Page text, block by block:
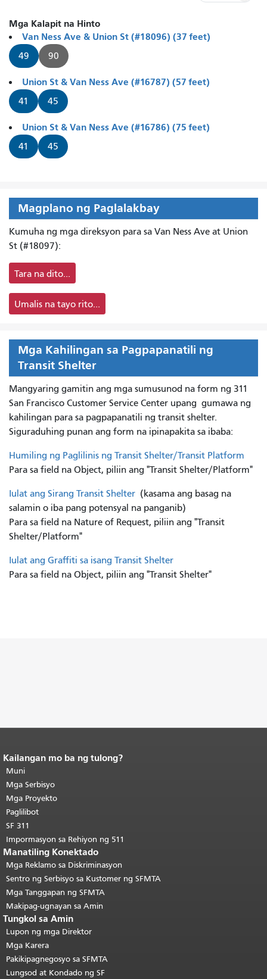
Mga Kalapit na Hinto
Van Ness Ave & Union St (#18096) (37 feet)
49 90
Union St & Van Ness Ave (#16787) (57 feet)
41 45
Union St & Van Ness Ave (#16786) (75 feet)
41 45
Magplano ng Paglalakbay
Kumuha ng mga direksyon para sa Van Ness Ave at Union
St (#18097):
Tara na dito...
Umalis na tayo rito...
Mga Kahilingan sa Pagpapanatili ng
Transit Shelter
Mangyaring gamitin ang mga sumusunod na form ng 311
San Francisco Customer Service Center upang gumawa ng
kahilingan para sa pagpapanatili ng transit shelter.
Siguraduhing punan ang form na ipinapakita sa ibaba:
Humiling ng Paglilinis ng Transit Shelter/Transit Platform
Para sa field na Object, piliin ang "Transit Shelter/Platform"
Iulat ang Sirang Transit Shelter (kasama ang basag na
salamin o iba pang potensyal na panganib)
Para sa field na Nature of Request, piliin ang "Transit
Shelter/Platform"
Iulat ang Graffiti sa isang Transit Shelter
Para sa field na Object, piliin ang "Transit Shelter"
Katapusan ng nilalaman ng
pahina.
pahinang ito ay nauulit sa bawat
pahina.Bumalik sa tuktok ng
pangunahing nilalaman
Kailangan mo ba ng tulong?
Muni
Mga Serbisyo
Mga Proyekto
Paglilibot
SF 311
Impormasyon sa Rehiyon ng 511
Manatiling Konektado
Mga Reklamo sa Diskriminasyon
Sentro ng Serbisyo sa Kustomer ng SFMTA
Mga Tanggapan ng SFMTA
Makipag-ugnayan sa Amin
Tungkol sa Amin
Lupon ng mga Direktor
Mga Karera
Pakikipagnegosyo sa SFMTA
Lungsod at Kondado ng SF